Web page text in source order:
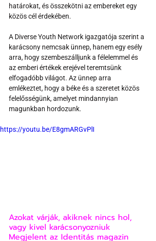
határokat, és összekötni az embereket egy
közös cél érdekében.
A Diverse Youth Network igazgatója szerint a
karácsony nemcsak ünnep, hanem egy esély
arra, hogy szembeszálljunk a félelemmel és
az emberi értékek erejével teremtsünk
elfogadóbb világot. Az ünnep arra
emlékeztet, hogy a béke és a szeretet közös
felelősségünk, amelyet mindannyian
magunkban hordozunk.
https://youtu.be/E8gmARGvPlI
Azokat várják, akiknek nincs hol,
vagy kivel karácsonyozniuk
Megjelent az Identitás magazin